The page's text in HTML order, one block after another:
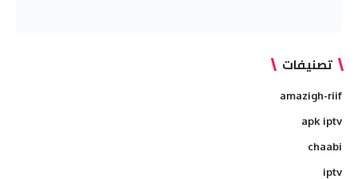
تصنيفات
amazigh-riif
apk iptv
chaabi
iptv